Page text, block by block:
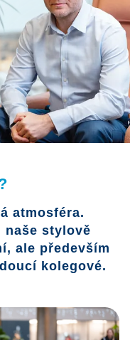
atmosféra.
naše stylově
ale především
kolegové.